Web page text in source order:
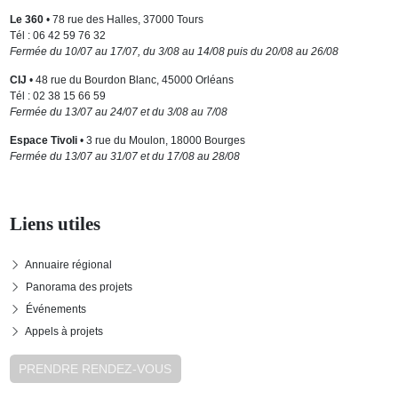
Le 360• 78 rue des Halles, 37000 Tours
Tél : 06 42 59 76 32
Fermée du 10/07 au 17/07, du 3/08 au 14/08 puis du 20/08 au 26/08
CIJ • 48 rue du Bourdon Blanc, 45000 Orléans
Tél : 02 38 15 66 59
Fermée du 13/07 au 24/07 et du 3/08 au 7/08
Espace Tivoli• 3 rue du Moulon, 18000 Bourges
Fermée du 13/07 au 31/07 et du 17/08 au 28/08
Liens utiles
Annuaire régional
Panorama des projets
Événements
Appels à projets
PRENDRE RENDEZ-VOUS